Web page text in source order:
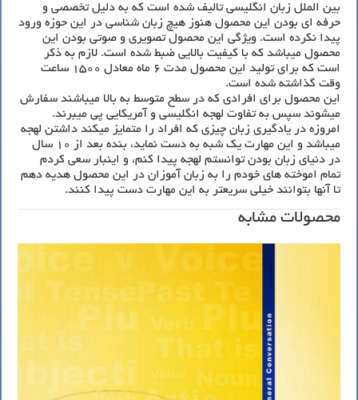
بین الملل زبان انگلیسی تالیف شده است که به دلیل تخصصی و
حرفه ای بودن این محصول هنوز هیچ زبان شناسی در این حوزه ورود
پیدا نکرده است. ویژگی این محصول تصویری و صوتی بودن این
محصول میباشد که با کیفیت بالایی ضبط شده است. لازم به ذکر
است که برای تولید این محصول مدت 6 ماه معادل 1500 ساعت
وقت گذاشته شده است.
این محصول برای افرادی که در سطح متوسط به بالا میباشند سفارش
میشوند سپس به تفاوت لهجه انگلیسی و آمریکایی پی میبرند.
امروزه در یادگیری زبان چیزی که افراد را متمایز میکند داشتن لهجه
میباشد و این مهارت یک شبه به دست نماید، بنده بعد از 10 سال
در دنیای زبان بودن توانستم لهجه پیدا کنم، و اینبار سعی کردم
تمام اموخته های خودم را به زبان آموزان در این محصول هدیه دهم
تا آنها بتوانند خیلی سریعتر به این مهارت دست پیدا کنند.
محصولات مشابه